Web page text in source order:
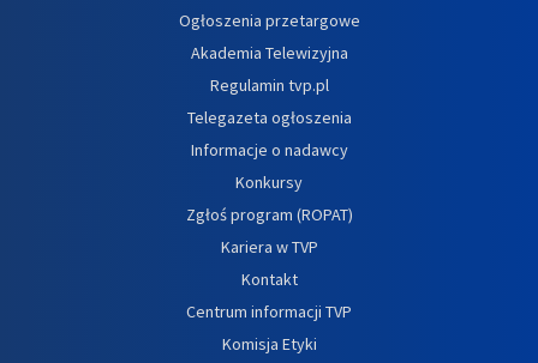
Ogłoszenia przetargowe
Akademia Telewizyjna
Regulamin tvp.pl
Telegazeta ogłoszenia
Informacje o nadawcy
Konkursy
Zgłoś program (ROPAT)
Kariera w TVP
Kontakt
Centrum informacji TVP
Komisja Etyki